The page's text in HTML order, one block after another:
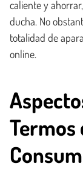
caliente y
ducha. No
totalidad de
online.
Termos